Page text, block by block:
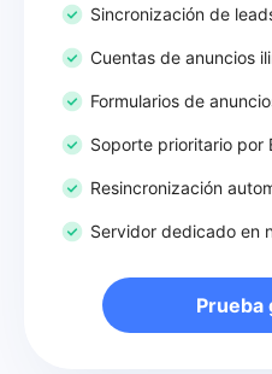
Sincronización de
Cuentas de anuncios
Formularios de
Soporte prioritario por
Resincronización
Servidor dedicado en
Prueba